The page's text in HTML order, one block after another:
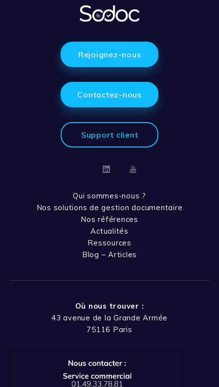
Rejoignez-nous
Contactez-nous
Support client
LinkedinYoutube
Qui sommes-nous ?
Nos solutions de gestion documentaire
Nos références
Actualités
Ressources
Blog – Articles
Où nous trouver :
43 avenue de la Grande Armée
75116 Paris